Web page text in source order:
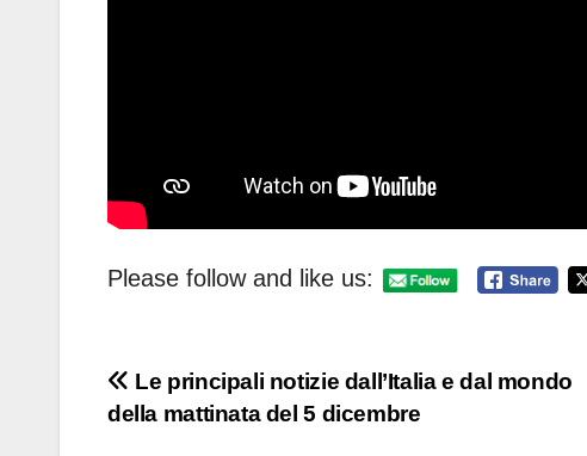
Please follow and like us:
Navigazione
Le principali notizie dall’Italia e dal mondo
della mattinata del 5 dicembre